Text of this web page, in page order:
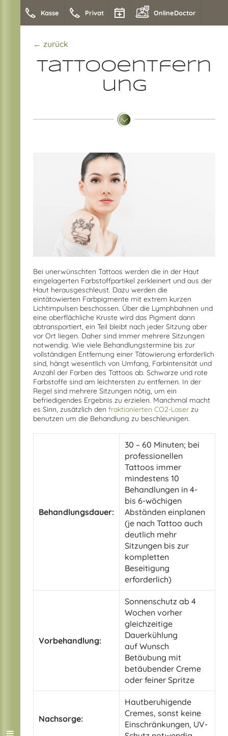
Kasse Privat OnlineDoctor
← zurück
Tattooentfern
ung
Bei unerwünschten Tattoos werden die in der Haut
eingelagerten Farbstoffpartikel zerkleinert und aus der
Haut herausgeschleust. Dazu werden die
eintätowierten Farbpigmente mit extrem kurzen
Lichtimpulsen beschossen. Über die Lymphbahnen und
eine oberflächliche Kruste wird das Pigment dann
abtransportiert, ein Teil bleibt nach jeder Sitzung aber
vor Ort liegen. Daher sind immer mehrere Sitzungen
notwendig. Wie viele Behandlungstermine bis zur
vollständigen Entfernung einer Tätowierung erforderlich
sind, hängt wesentlich von Umfang, Farbintensität und
Anzahl der Farben des Tattoos ab. Schwarze und rote
Farbstoffe sind am leichtersten zu entfernen. In der
Regel sind mehrere Sitzungen nötig, um ein
befriedigendes Ergebnis zu erzielen. Manchmal macht
es Sinn, zusätzlich den fraktionierten CO2-Laser zu
benutzen um die Behandlung zu beschleunigen.
Behandlungsdauer:
30 – 60 Minuten; bei
professionellen
Tattoos immer
mindestens 10
Behandlungen in 4-
bis 6-wöchigen
Abständen einplanen
(je nach Tattoo auch
deutlich mehr
Sitzungen bis zur
kompletten
Beseitigung
erforderlich)
Vorbehandlung:
Sonnenschutz ab 4
Wochen vorher
gleichzeitige
Dauerkühlung
auf Wunsch
Betäubung mit
betäubender Creme
oder feiner Spritze
Nachsorge:
Hautberuhigende
Cremes, sonst keine
Einschränkungen, UV-